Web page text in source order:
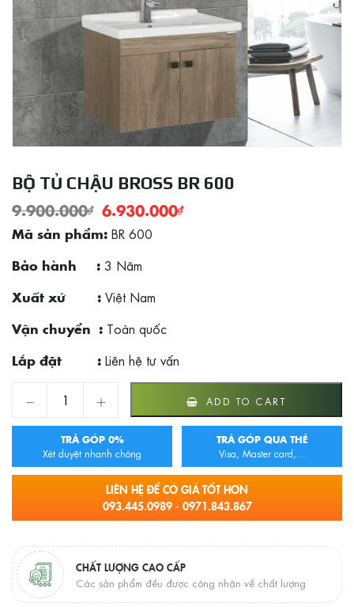
BỘ TỦ CHẬU BROSS BR 600
9.900.000₫ 6.930.000₫
Mã sản phẩm: BR 600
Bảo hành : 3 Năm
Xuất xứ : Việt Nam
Vận chuyển : Toàn quốc
Lắp đặt : Liên hệ tư vấn
Bộ tủ chậu BROSS BR 600 quantity
ADD TO CART
TRẢ GÓP 0%
Xét duyệt nhanh chóng
TRẢ GÓP QUA THẺ
Visa, Master card,...
LIÊN HỆ ĐỂ CÓ GIÁ TỐT HƠN
093.445.0989 - 0971.843.867
CHẤT LƯỢNG CAO CẤP
Các sản phẩm đều được công nhận về chất lượng